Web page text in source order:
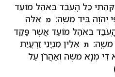
כָּל הָֽעֹבֵד בְּאֹהֶל מוֹעֵד
יְהֹוָה בְּיַד מֹשֶֽׁה: מ אֵלֶּה
בְּאֹהֶל מוֹעֵד אֲשֶׁר פָּקַד
מֹשֶֽׁה: ת אִלֵין מִנְיָנֵי זַרְעֲיַת
מְנָא משֶׁה וְאַהֲרֹן עַל